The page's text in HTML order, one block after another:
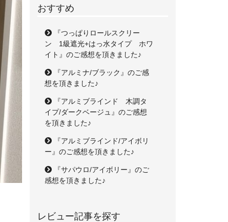
おすすめ
『つっぱりロールスクリー
ン 1級遮光+はっ水タイプ ホワ
イト』のご感想を頂きました♪
『アルミナ/ブラック』のご感
想を頂きました♪
『アルミブラインド 木調タ
イプ/ダークベージュ』のご感想
を頂きました♪
『アルミブラインド/アイボリ
ー』のご感想を頂きました♪
『サパウロ/アイボリー』のご
感想を頂きました♪
レビュー記事を探す